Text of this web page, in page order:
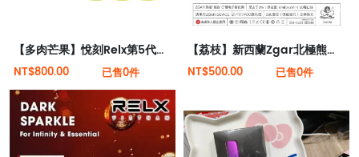
【多肉芒果】悅刻Relx第5代幻影霧化煙彈
NT$800.00 已售0件
【荔枝】新西蘭Zgar北極熊煙彈（適配RELX 5代4代煙桿）
NT$500.00 已售0件